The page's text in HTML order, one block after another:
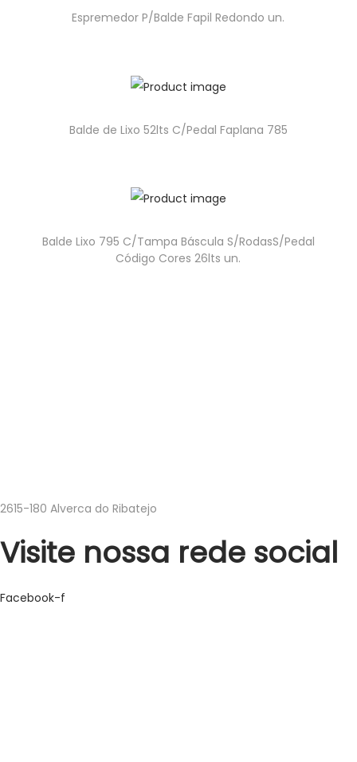
Espremedor P/Balde Fapil Redondo un.
Balde de Lixo 52lts C/Pedal Faplana 785
Balde Lixo 795 C/Tampa Báscula S/RodasS/Pedal
Código Cores 26lts un.
2615-180 Alverca do Ribatejo
Visite nossa rede social
Facebook-f